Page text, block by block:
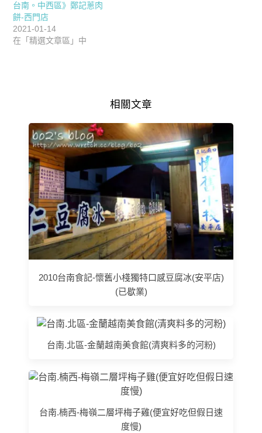
台南。中西區》鄭記蔥肉
餅-西門店
2021-01-14
在「精選文章區」中
相關文章
2010台南食記-懷舊小棧獨特口感豆腐冰(安平店)
(已歇業)
台南.北區-金蘭越南美食館(清爽料多的河粉)
台南.楠西-梅嶺二層坪梅子雞(便宜好吃但假日速
度慢)